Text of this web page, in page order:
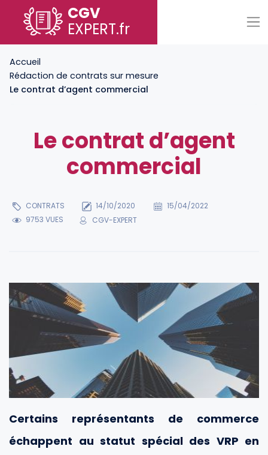
CGV
EXPERT.fr
Accueil
Rédaction de contrats sur mesure
Le contrat d’agent commercial
Le contrat d’agent
commercial
CONTRATS 14/10/2020
15/04/2022
9753 VUES
CGV-EXPERT
Certains représentants de commerce
échappent au statut spécial des VRP en